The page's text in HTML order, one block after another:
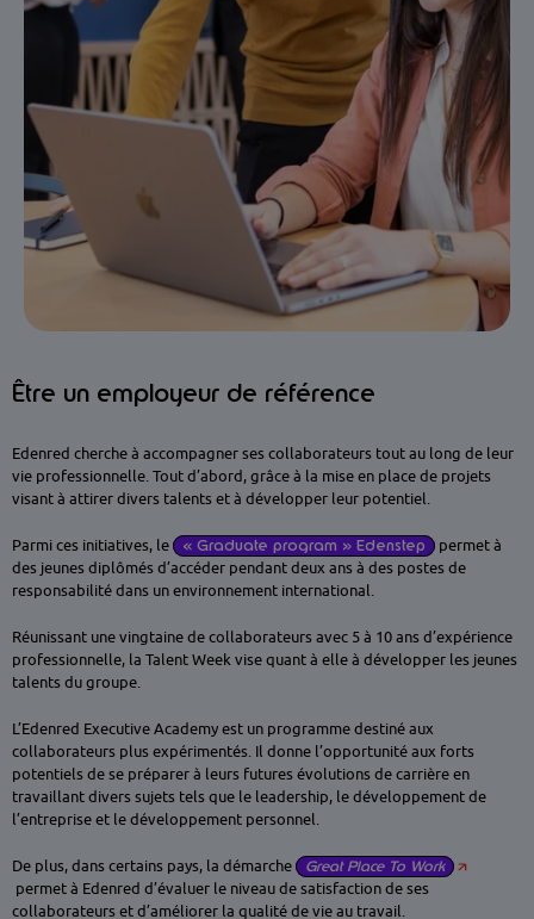
Être un employeur de référence
Edenred cherche à accompagner ses collaborateurs tout au long de leur
vie professionnelle. Tout d’abord, grâce à la mise en place de projets
visant à attirer divers talents et à développer leur potentiel.
Parmi ces initiatives, le « Graduate program » Edenstep
permet à
des jeunes diplômés d’accéder pendant deux ans à des postes de
responsabilité dans un environnement international.
Réunissant une vingtaine de collaborateurs avec 5 à 10 ans d’expérience
professionnelle, la Talent Week vise quant à elle à développer les jeunes
talents du groupe.
L’Edenred Executive Academy est un programme destiné aux
collaborateurs plus expérimentés. Il donne l’opportunité aux forts
potentiels de se préparer à leurs futures évolutions de carrière en
travaillant divers sujets tels que le leadership, le développement de
l’entreprise et le développement personnel.
De plus, dans certains pays, la démarche Great Place To Work
permet à Edenred d’évaluer le niveau de satisfaction de ses
collaborateurs et d’améliorer la qualité de vie au travail.